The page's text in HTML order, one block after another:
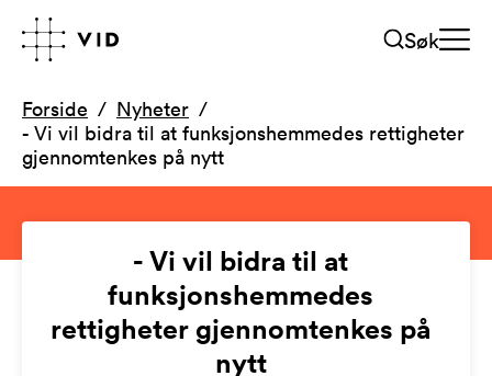
Søk
Forside
Nyheter
- Vi vil bidra til at funksjonshemmedes rettigheter
gjennomtenkes på nytt
- Vi vil bidra til at
funksjonshemmedes
rettigheter gjennomtenkes på
nytt